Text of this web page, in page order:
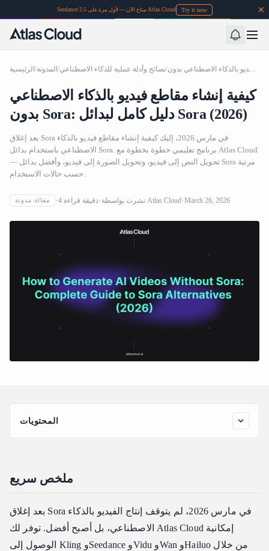
Seedance 2.5 متاح الآن — لأول مرة على Atlas Cloud Try it now
الرئيسية /المدونة /نصائح وأدلة عملية للذكاء الاصطناعي/ كيفية إنشاء مقاطع فيديو بالذكاء الاصطناعي بدون Sora: دليل كامل لبدائل Sora (2026)
كيفية إنشاء مقاطع فيديو بالذكاء الاصطناعي
بدون Sora: دليل كامل لبدائل Sora (2026)
بعد إغلاق Sora في مارس 2026، إليك كيفية إنشاء مقاطع فيديو بالذكاء
الاصطناعي باستخدام بدائل Sora. برنامج تعليمي خطوة بخطوة مع Atlas Cloud
— تحويل النص إلى فيديو، وتحويل الصورة إلى فيديو، وأفضل بدائل Sora مرتبة
حسب حالات الاستخدام.
مقالة مدونة 4 دقيقة قراءة نشرت بواسطة Atlas Cloud March 26, 2026
المحتويات
ملخص سريع
الخطوة 1: اختر بديل Sora الخاص بك
روابط النموذج
ملخص سريع
بعد إغلاق Sora في مارس 2026، لم يتوقف إنتاج الفيديو بالذكاء
الاصطناعي، بل أصبح أفضل. توفر لك Atlas Cloud إمكانية
الوصول إلى Kling وSeedance وVidu وWan وHailuo من خلال